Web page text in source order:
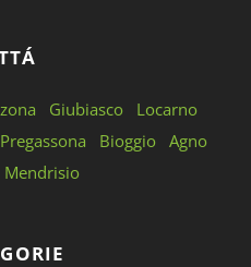
Giubiasco
Locarno
Pregassona Bioggio Agno
Mendrisio